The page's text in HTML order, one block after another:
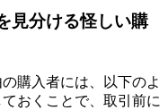
見分ける怪しい購
購入者には、以下のよ
おくことで、取引前に